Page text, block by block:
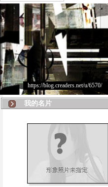
https://blog.creaders.net/u/6570/>
我的名片